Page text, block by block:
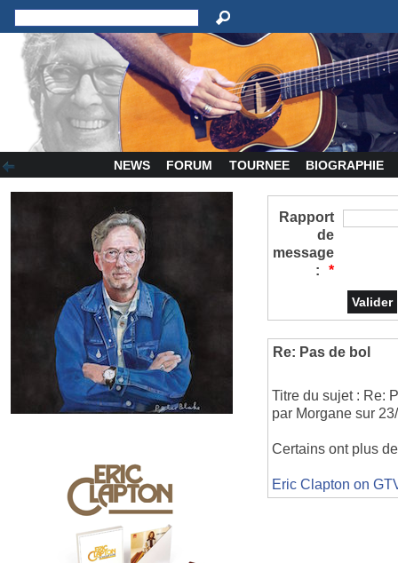
NEWS FORUM TOURNEE BIOGRAPHIE
Rapport
de
message
:
*
Re: Pas de bol
Titre du sujet : Re:
par Morgane sur
Certains ont plus
Eric Clapton on